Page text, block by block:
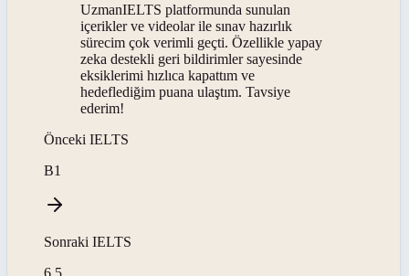
UzmanIELTS platformunda sunulan
içerikler ve videolar ile sınav hazırlık
sürecim çok verimli geçti. Özellikle yapay
zeka destekli geri bildirimler sayesinde
eksiklerimi hızlıca kapattım ve
hedeflediğim puana ulaştım. Tavsiye
ederim!
Önceki IELTS
B1
Sonraki IELTS
6.5